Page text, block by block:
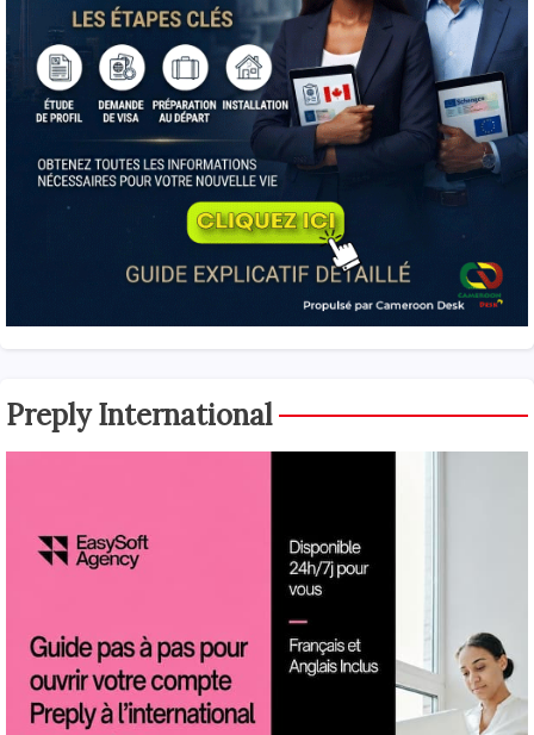
Preply International